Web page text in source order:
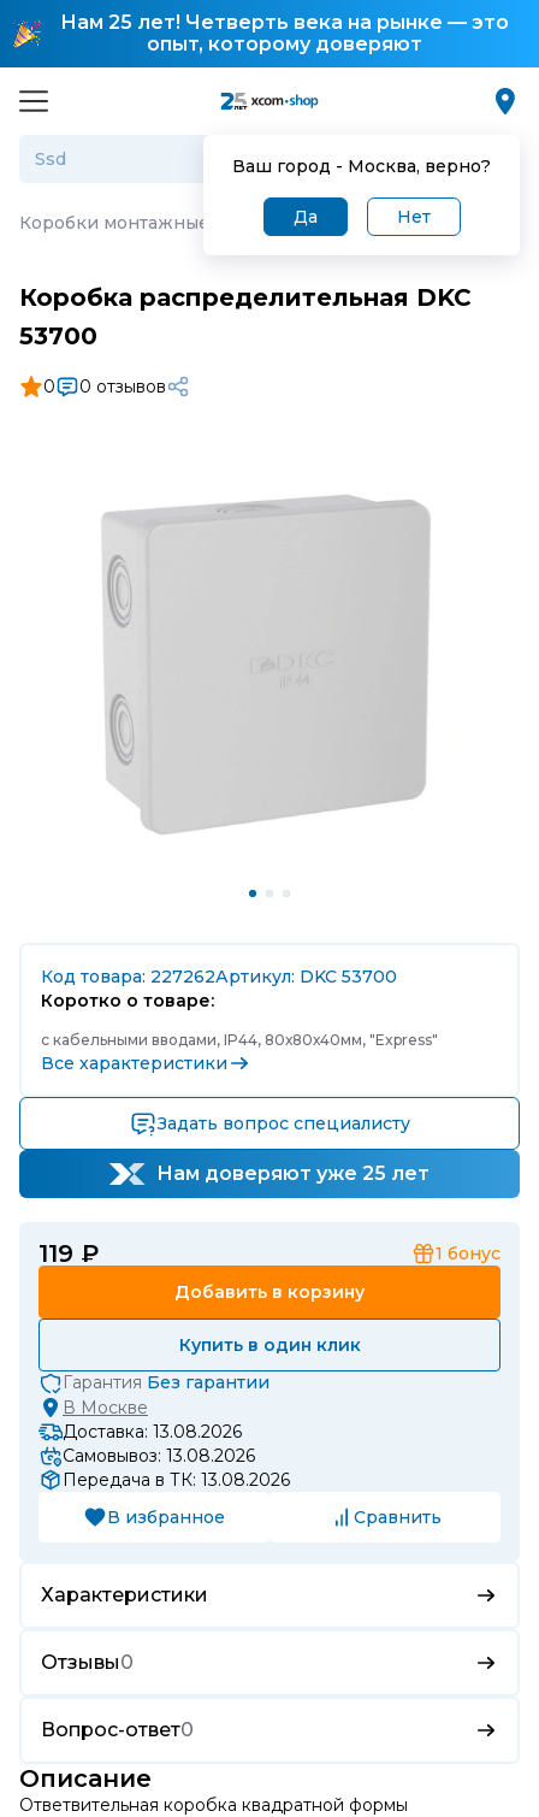
Нам 25 лет! Четверть века на рынке — это
опыт, которому доверяют
Ваш город - Москва, верно?
Да Нет
Коробки монтажные и распределительные ·
Коробка распределительная DKC
53700
0 0 отзывов
Код товара: 227262Артикул: DKC 53700
Коротко о товаре:
с кабельными вводами, IP44, 80х80х40мм, "Express"
Все характеристики
Задать вопрос специалисту
Нам доверяют уже 25 лет
119 ₽ 1 бонус
Добавить в корзину
Купить в один клик
Гарантия Без гарантии
В Москве
Доставка: 13.08.2026
Самовывоз: 13.08.2026
Передача в ТК: 13.08.2026
В избранное
Сравнить
Характеристики
Отзывы0
Вопрос-ответ0
Описание
Ответвительная коробка квадратной формы